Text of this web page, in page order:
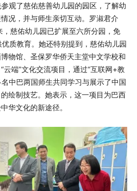
观了慈佑慈善幼儿园的园区，了解幼
况，并与师生亲切互动。罗淑君介
慈佑幼儿园已扩展至六所分园，免
质教育。她还特别提到，慈佑幼儿园
物馆、圣保罗华侨天主堂中文学校和
云端”文化交流项目，通过“互联网+教
中巴两国师生共同学习与展示了中国
绘制技艺。她表示，这一项目为巴西
华文化的新途径。